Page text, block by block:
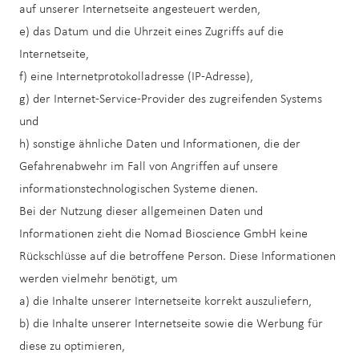
auf unserer Internetseite angesteuert werden,
e) das Datum und die Uhrzeit eines Zugriffs auf die
Internetseite,
f) eine Internetprotokolladresse (IP-Adresse),
g) der Internet-Service-Provider des zugreifenden Systems
und
h) sonstige ähnliche Daten und Informationen, die der
Gefahrenabwehr im Fall von Angriffen auf unsere
informationstechnologischen Systeme dienen.
Bei der Nutzung dieser allgemeinen Daten und
Informationen zieht die Nomad Bioscience GmbH keine
Rückschlüsse auf die betroffene Person. Diese Informationen
werden vielmehr benötigt, um
a) die Inhalte unserer Internetseite korrekt auszuliefern,
b) die Inhalte unserer Internetseite sowie die Werbung für
diese zu optimieren,